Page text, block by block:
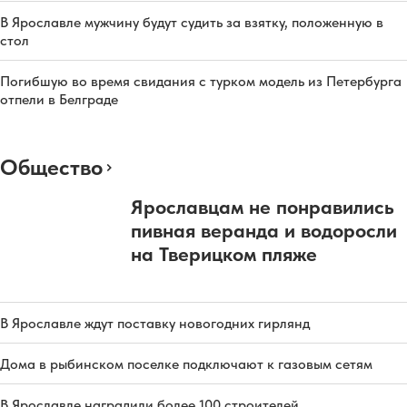
В Ярославле мужчину будут судить за взятку, положенную в
стол
Погибшую во время свидания с турком модель из Петербурга
отпели в Белграде
Общество
Ярославцам не понравились
пивная веранда и водоросли
на Тверицком пляже
В Ярославле ждут поставку новогодних гирлянд
Дома в рыбинском поселке подключают к газовым сетям